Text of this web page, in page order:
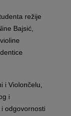
režije
Bajsić,
i Violončelu,
i
odgovornosti